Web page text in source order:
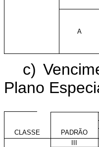
A
c)
Plano
CLASSE PADRÃO
III